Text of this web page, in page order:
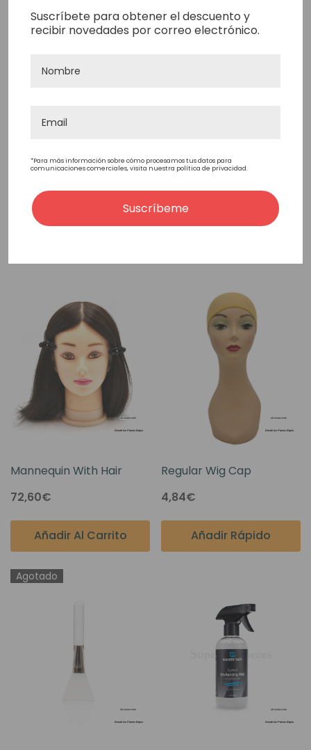
Male Hairpiece Display
Glossy
36,30€
Male Mannequin Head
36,30€
Mannequin With Hair
72,60€
Añadir Al Carrito
Regular Wig Cap
4,84€
Añadir Rápido
Agotado
Suscríbete para obtener el descuento y
recibir novedades por correo electrónico.
*Para más información sobre cómo procesamos tus datos para
comunicaciones comerciales, visita nuestra política de privacidad.
Suscríbeme